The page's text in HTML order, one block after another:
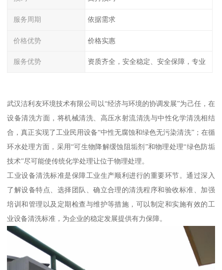
服务周期 依据需求
价格优势 价格实惠
服务优势 资质齐全，安全稳定、安全保障，专业
武汉洁利友环境技术有限公司以“经济与环境的协调发展”为己任，在
设备清洗方面，将机械清洗、高压水射流清洗与中性化学清洗相结
合，真正实现了工业民用设备“中性无腐蚀和绿色无污染清洗”；在循
环水处理方面，采用“可生物降解缓蚀阻垢剂”和物理处理“绿色防垢
技术”尽可能使传统化学处理让位于物理处理。
工业设备清洗标准是保障工业生产顺利进行的重要环节。通过深入
了解设备特点、选择团队、确立合理的清洗程序和验收标准、加强
培训和管理以及定期检查与维护等措施，可以制定和实施有效的工
业设备清洗标准，为企业的稳定发展提供有力保障。